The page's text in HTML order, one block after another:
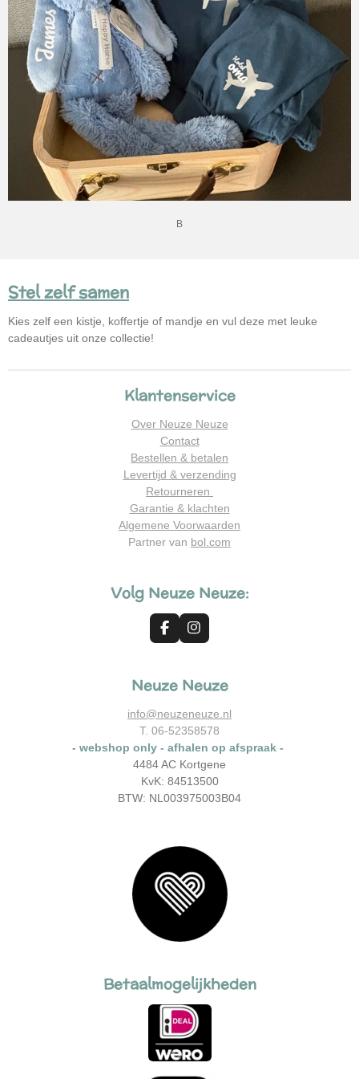
B
Stel zelf samen
Kies zelf een kistje, koffertje of mandje en vul deze met leuke
cadeautjes uit onze collectie!
Klantenservice
Over Neuze Neuze
Contact
Bestellen & betalen
Levertijd & verzending
Retourneren
Garantie & klachten
Algemene Voorwaarden
Partner van bol.com
Volg Neuze Neuze:
F
a
b
o
k
I
n
a
r
a
m
Neuze Neuze
info@neuzeneuze.nl
T. 06-52358578
- webshop only - afhalen op afspraak -
4484 AC Kortgene
KvK: 84513500
BTW: NL003975003B04
Betaalmogelijkheden